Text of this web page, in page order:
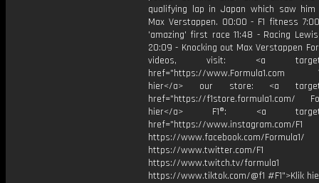
qualifying lap in Japan which saw him
Max Verstappen. 00:00 - F1 fitness
'amazing' first race 11:48 - Racing
20:09 - Knocking out Max Verstappen
videos, visit: <a
href="https://www.Formula1.com
hier</a> our store: <a
href="https://f1store.formula1.com/
hier</a> F1®: <a
href="https://www.instagram.com/F1
https://www.facebook.com/Formula1/
https://www.twitter.com/F1
https://www.twitch.tv/formula1
https://www.tiktok.com/@f1 #F1">Klik